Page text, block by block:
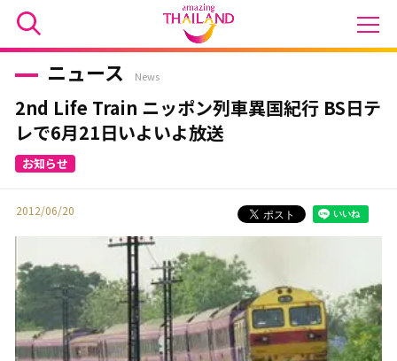
ニュース News
2nd Life Train ニッポン列車異国紀行 BS日テ
レで6月21日いよいよ放送
2012/06/20